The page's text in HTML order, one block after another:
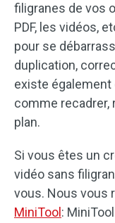
filigranes de vos
PDF, les vidéos,
pour se
duplication,
existe également
comme recadrer,
plan.
Si vous êtes un
vidéo sans
vous. Nous vous
MiniTool :